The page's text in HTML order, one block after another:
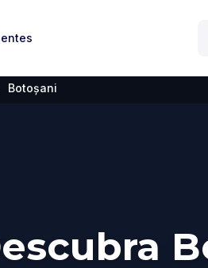
Botoșani